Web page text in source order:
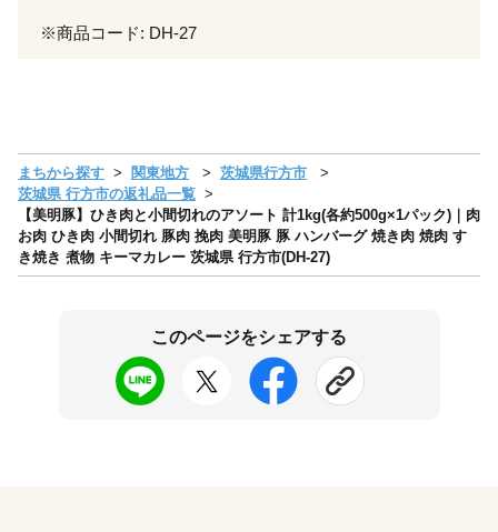
※商品コード: DH-27
まちから探す 関東地方
茨城県行方市
茨城県 行方市の返礼品一覧
【美明豚】ひき肉と小間切れのアソート 計1kg(各約500g×1パック)｜肉
お肉 ひき肉 小間切れ 豚肉 挽肉 美明豚 豚 ハンバーグ 焼き肉 焼肉 す
き焼き 煮物 キーマカレー 茨城県 行方市(DH-27)
このページをシェアする